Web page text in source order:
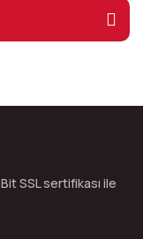
SSL sertifikası ile